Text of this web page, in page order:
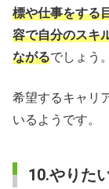
標や仕事をする
容で自分のスキ
ながるでしょう。
希望するキャリ
いるようです。
10.やりた